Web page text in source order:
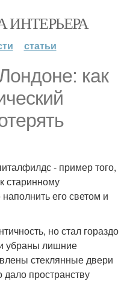
ИНТЕРЬЕРА
статьи
как
- пример того,
старинному
его светом и
но стал гораздо
убраны лишние
стеклянные двери
пространству